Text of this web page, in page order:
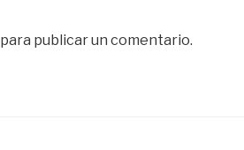
para publicar un comentario.